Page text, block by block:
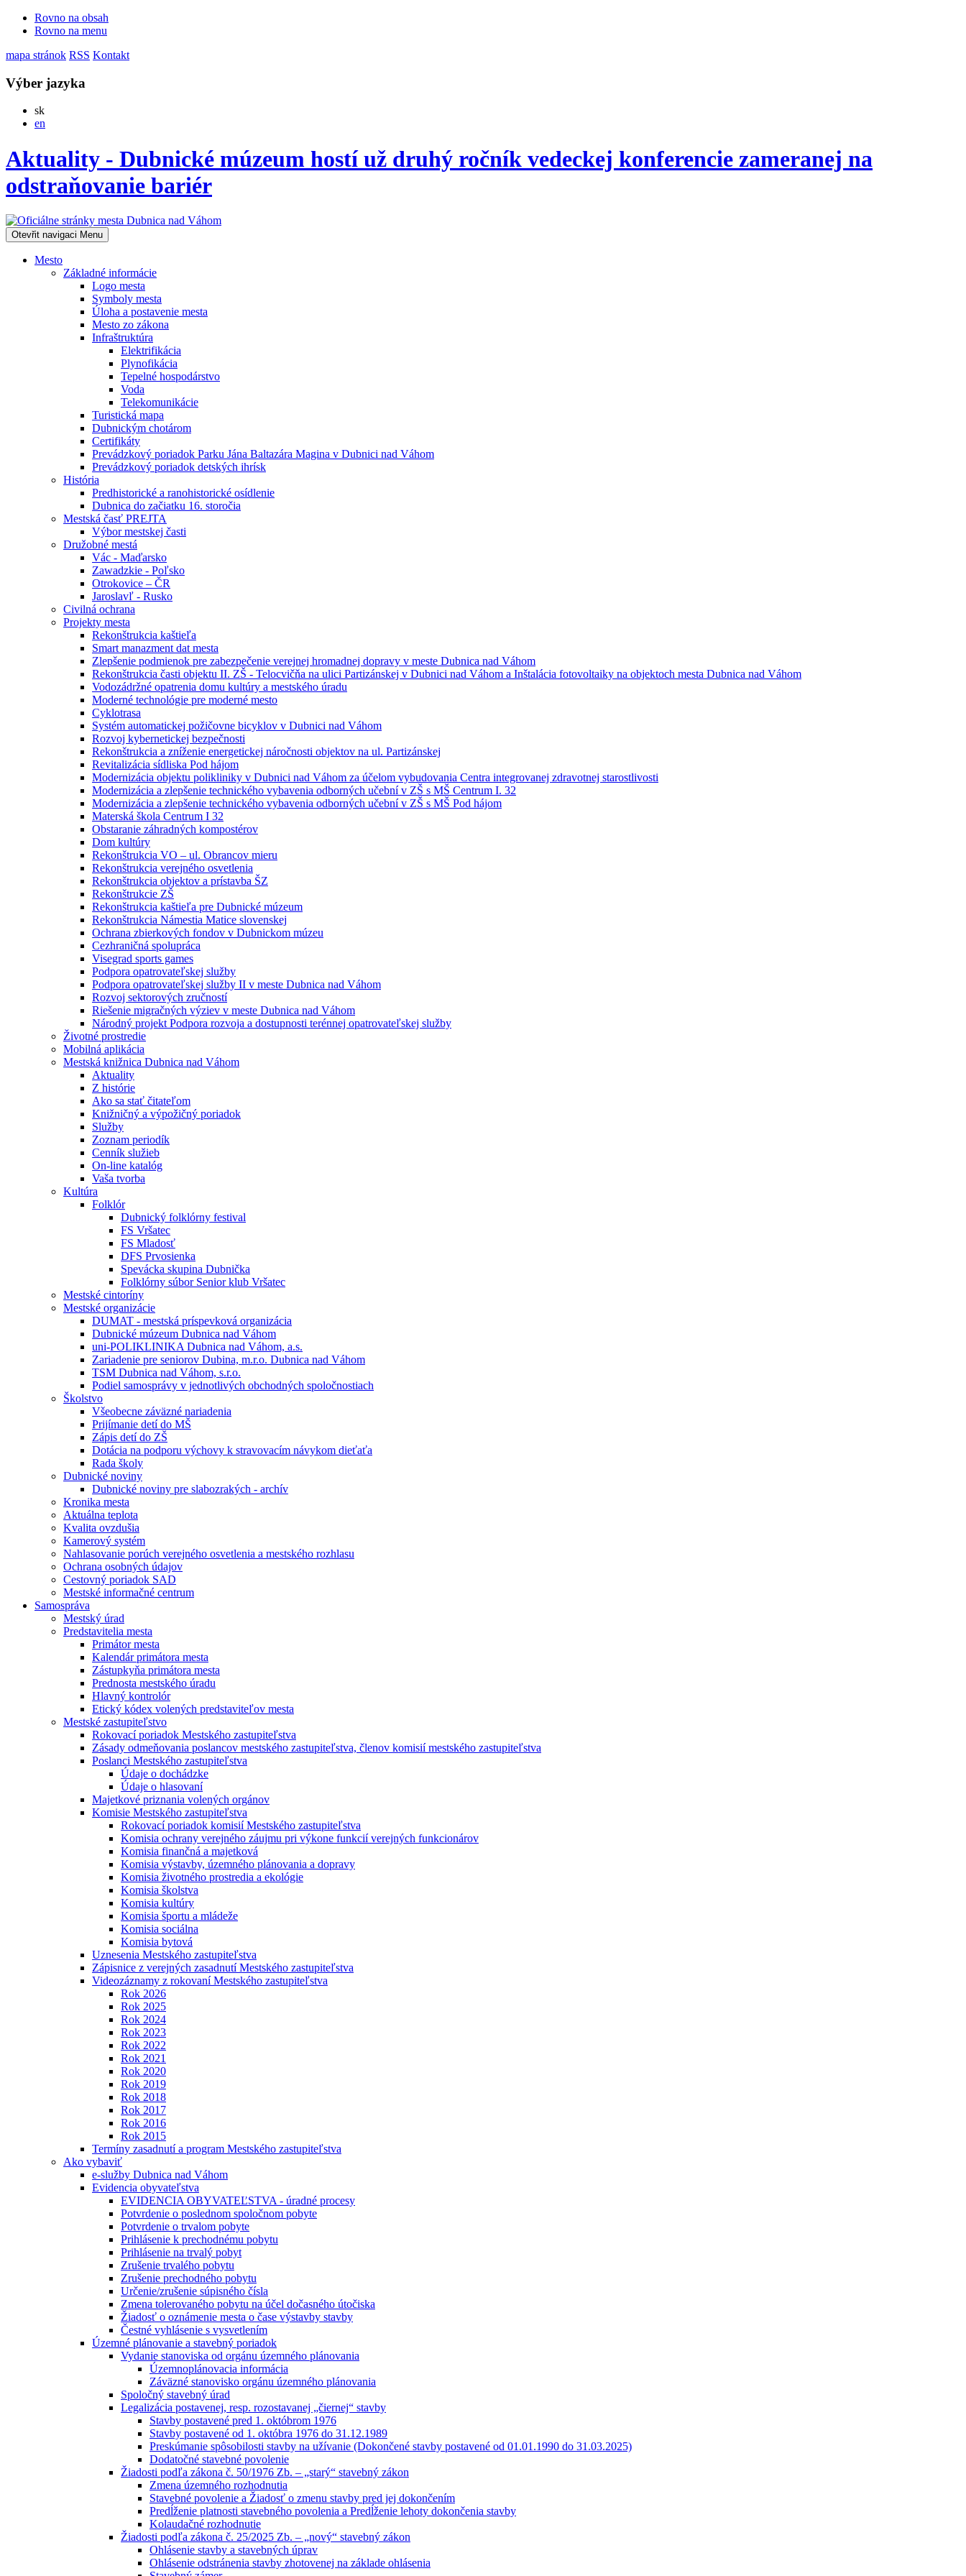
Rovno na obsah
Rovno na menu
mapa stránok RSS Kontakt
Výber jazyka
skSlovensky
en
Aktuality - Dubnické múzeum hostí už druhý ročník vedeckej konferencie zameranej na
odstraňovanie bariér
Otevřit navigaci Menu
Mesto
Základné informácie
Logo mesta
Symboly mesta
Úloha a postavenie mesta
Mesto zo zákona
Infraštruktúra
Elektrifikácia
Plynofikácia
Tepelné hospodárstvo
Voda
Telekomunikácie
Turistická mapa
Dubnickým chotárom
Certifikáty
Prevádzkový poriadok Parku Jána Baltazára Magina v Dubnici nad Váhom
Prevádzkový poriadok detských ihrísk
História
Predhistorické a ranohistorické osídlenie
Dubnica do začiatku 16. storočia
Mestská časť PREJTA
Výbor mestskej časti
Družobné mestá
Vác - Maďarsko
Zawadzkie - Poľsko
Otrokovice – ČR
Jaroslavľ - Rusko
Civilná ochrana
Projekty mesta
Rekonštrukcia kaštieľa
Smart manazment dat mesta
Zlepšenie podmienok pre zabezpečenie verejnej hromadnej dopravy v meste Dubnica nad Váhom
Rekonštrukcia časti objektu II. ZŠ - Telocvičňa na ulici Partizánskej v Dubnici nad Váhom a Inštalácia fotovoltaiky na objektoch mesta Dubnica nad Váhom
Vodozádržné opatrenia domu kultúry a mestského úradu
Moderné technológie pre moderné mesto
Cyklotrasa
Systém automatickej požičovne bicyklov v Dubnici nad Váhom
Rozvoj kybernetickej bezpečnosti
Rekonštrukcia a zníženie energetickej náročnosti objektov na ul. Partizánskej
Revitalizácia sídliska Pod hájom
Modernizácia objektu polikliniky v Dubnici nad Váhom za účelom vybudovania Centra integrovanej zdravotnej starostlivosti
Modernizácia a zlepšenie technického vybavenia odborných učební v ZŠ s MŠ Centrum I. 32
Modernizácia a zlepšenie technického vybavenia odborných učební v ZŠ s MŠ Pod hájom
Materská škola Centrum I 32
Obstaranie záhradných kompostérov
Dom kultúry
Rekonštrukcia VO – ul. Obrancov mieru
Rekonštrukcia verejného osvetlenia
Rekonštrukcia objektov a prístavba ŠZ
Rekonštrukcie ZŠ
Rekonštrukcia kaštieľa pre Dubnické múzeum
Rekonštrukcia Námestia Matice slovenskej
Ochrana zbierkových fondov v Dubnickom múzeu
Cezhraničná spolupráca
Visegrad sports games
Podpora opatrovateľskej služby
Podpora opatrovateľskej služby II v meste Dubnica nad Váhom
Rozvoj sektorových zručností
Riešenie migračných výziev v meste Dubnica nad Váhom
Národný projekt Podpora rozvoja a dostupnosti terénnej opatrovateľskej služby
Životné prostredie
Mobilná aplikácia
Mestská knižnica Dubnica nad Váhom
Aktuality
Z histórie
Ako sa stať čitateľom
Knižničný a výpožičný poriadok
Služby
Zoznam periodík
Cenník služieb
On-line katalóg
Vaša tvorba
Kultúra
Folklór
Dubnický folklórny festival
FS Vršatec
FS Mladosť
DFS Prvosienka
Spevácka skupina Dubnička
Folklórny súbor Senior klub Vršatec
Mestské cintoríny
Mestské organizácie
DUMAT - mestská príspevková organizácia
Dubnické múzeum Dubnica nad Váhom
uni-POLIKLINIKA Dubnica nad Váhom, a.s.
Zariadenie pre seniorov Dubina, m.r.o. Dubnica nad Váhom
TSM Dubnica nad Váhom, s.r.o.
Podiel samosprávy v jednotlivých obchodných spoločnostiach
Školstvo
Všeobecne záväzné nariadenia
Prijímanie detí do MŠ
Zápis detí do ZŠ
Dotácia na podporu výchovy k stravovacím návykom dieťaťa
Rada školy
Dubnické noviny
Dubnické noviny pre slabozrakých - archív
Kronika mesta
Aktuálna teplota
Kvalita ovzdušia
Kamerový systém
Nahlasovanie porúch verejného osvetlenia a mestského rozhlasu
Ochrana osobných údajov
Cestovný poriadok SAD
Mestské informačné centrum
Samospráva
Mestský úrad
Predstavitelia mesta
Primátor mesta
Kalendár primátora mesta
Zástupkyňa primátora mesta
Prednosta mestského úradu
Hlavný kontrolór
Etický kódex volených predstaviteľov mesta
Mestské zastupiteľstvo
Rokovací poriadok Mestského zastupiteľstva
Zásady odmeňovania poslancov mestského zastupiteľstva, členov komisií mestského zastupiteľstva
Poslanci Mestského zastupiteľstva
Údaje o dochádzke
Údaje o hlasovaní
Majetkové priznania volených orgánov
Komisie Mestského zastupiteľstva
Rokovací poriadok komisií Mestského zastupiteľstva
Komisia ochrany verejného záujmu pri výkone funkcií verejných funkcionárov
Komisia finančná a majetková
Komisia výstavby, územného plánovania a dopravy
Komisia životného prostredia a ekológie
Komisia školstva
Komisia kultúry
Komisia športu a mládeže
Komisia sociálna
Komisia bytová
Uznesenia Mestského zastupiteľstva
Zápisnice z verejných zasadnutí Mestského zastupiteľstva
Videozáznamy z rokovaní Mestského zastupiteľstva
Rok 2026
Rok 2025
Rok 2024
Rok 2023
Rok 2022
Rok 2021
Rok 2020
Rok 2019
Rok 2018
Rok 2017
Rok 2016
Rok 2015
Termíny zasadnutí a program Mestského zastupiteľstva
Ako vybaviť
e-služby Dubnica nad Váhom
Evidencia obyvateľstva
EVIDENCIA OBYVATEĽSTVA - úradné procesy
Potvrdenie o poslednom spoločnom pobyte
Potvrdenie o trvalom pobyte
Prihlásenie k prechodnému pobytu
Prihlásenie na trvalý pobyt
Zrušenie trvalého pobytu
Zrušenie prechodného pobytu
Určenie/zrušenie súpisného čísla
Zmena tolerovaného pobytu na účel dočasného útočiska
Žiadosť o oznámenie mesta o čase výstavby stavby
Čestné vyhlásenie s vysvetlením
Územné plánovanie a stavebný poriadok
Vydanie stanoviska od orgánu územného plánovania
Územnoplánovacia informácia
Záväzné stanovisko orgánu územného plánovania
Spoločný stavebný úrad
Legalizácia postavenej, resp. rozostavanej „čiernej“ stavby
Stavby postavené pred 1. októbrom 1976
Stavby postavené od 1. októbra 1976 do 31.12.1989
Preskúmanie spôsobilosti stavby na užívanie (Dokončené stavby postavené od 01.01.1990 do 31.03.2025)
Dodatočné stavebné povolenie
Žiadosti podľa zákona č. 50/1976 Zb. – „starý“ stavebný zákon
Zmena územného rozhodnutia
Stavebné povolenie a Žiadosť o zmenu stavby pred jej dokončením
Predĺženie platnosti stavebného povolenia a Predĺženie lehoty dokončenia stavby
Kolaudačné rozhodnutie
Žiadosti podľa zákona č. 25/2025 Zb. – „nový“ stavebný zákon
Ohlásenie stavby a stavebných úprav
Ohlásenie odstránenia stavby zhotovenej na základe ohlásenia